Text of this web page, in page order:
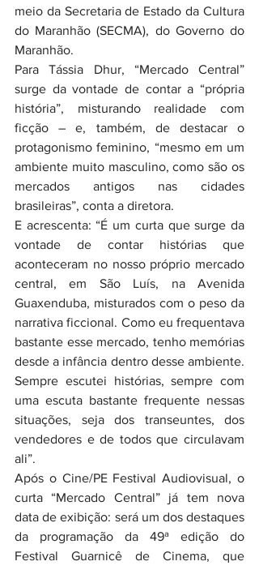
meio da Secretaria de Estado da Cultura
do Maranhão (SECMA), do Governo do
Maranhão.
Para Tássia Dhur, “Mercado Central”
surge da vontade de contar a “própria
história”, misturando realidade com
ficção – e, também, de destacar o
protagonismo feminino, “mesmo em um
ambiente muito masculino, como são os
mercados antigos nas cidades
brasileiras”, conta a diretora.
E acrescenta: “É um curta que surge da
vontade de contar histórias que
aconteceram no nosso próprio mercado
central, em São Luís, na Avenida
Guaxenduba, misturados com o peso da
narrativa ficcional. Como eu frequentava
bastante esse mercado, tenho memórias
desde a infância dentro desse ambiente.
Sempre escutei histórias, sempre com
uma escuta bastante frequente nessas
situações, seja dos transeuntes, dos
vendedores e de todos que circulavam
ali”.
Após o Cine/PE Festival Audiovisual, o
curta “Mercado Central” já tem nova
data de exibição: será um dos destaques
da programação da 49ª edição do
Festival Guarnicê de Cinema, que